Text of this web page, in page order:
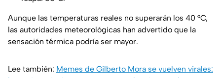
Aunque las temperaturas reales no superarán los 40 °C,
las autoridades meteorológicas han advertido que la
sensación térmica podría ser mayor.
Lee también: Memes de Gilberto Mora se vuelven virales: